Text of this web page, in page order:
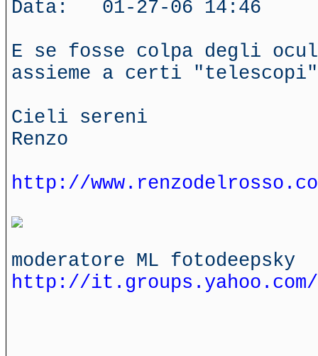
Data: 01-27-06 14:46
E se fosse colpa degli
assieme a certi
Cieli sereni
Renzo
http://
moderatore ML fotodeepsky
http://it.groups.yahoo.com/